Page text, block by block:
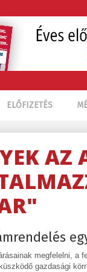
ELŐFIZETÉS
AZ
megfelelni, a
gazdasági